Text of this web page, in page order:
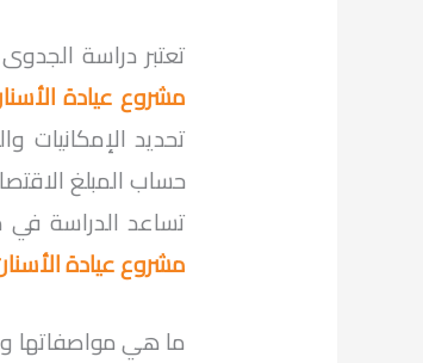
تعتبر دراسة
مشروع عيادة
تحديد الإمكانيات
حساب المبلغ
تساعد الدراسة في
مشروع عيادة
ما هي مواصفاتها